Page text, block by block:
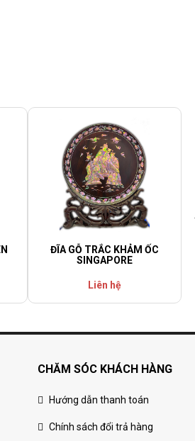
ĐĨA GỖ TRẮC KHẢM ỐC
SINGAPORE
Liên hệ
CHĂM SÓC KHÁCH HÀNG
Hướng dẫn thanh toán
Chính sách đổi trả hàng